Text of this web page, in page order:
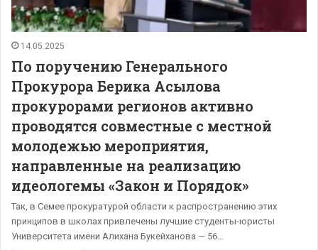
14.05.2025
По поручению Генерального
Прокурора Берика Асылова
прокурорами регионов активно
проводятся совместные с местной
молодежью мероприятия,
направленные на реализацию
идеологемы «Закон и Порядок»
Так, в Семее прокуратурой области к распространению этих
принципов в школах привлечены лучшие студенты-юристы
Университета имени Алихана Букейханова — 56…